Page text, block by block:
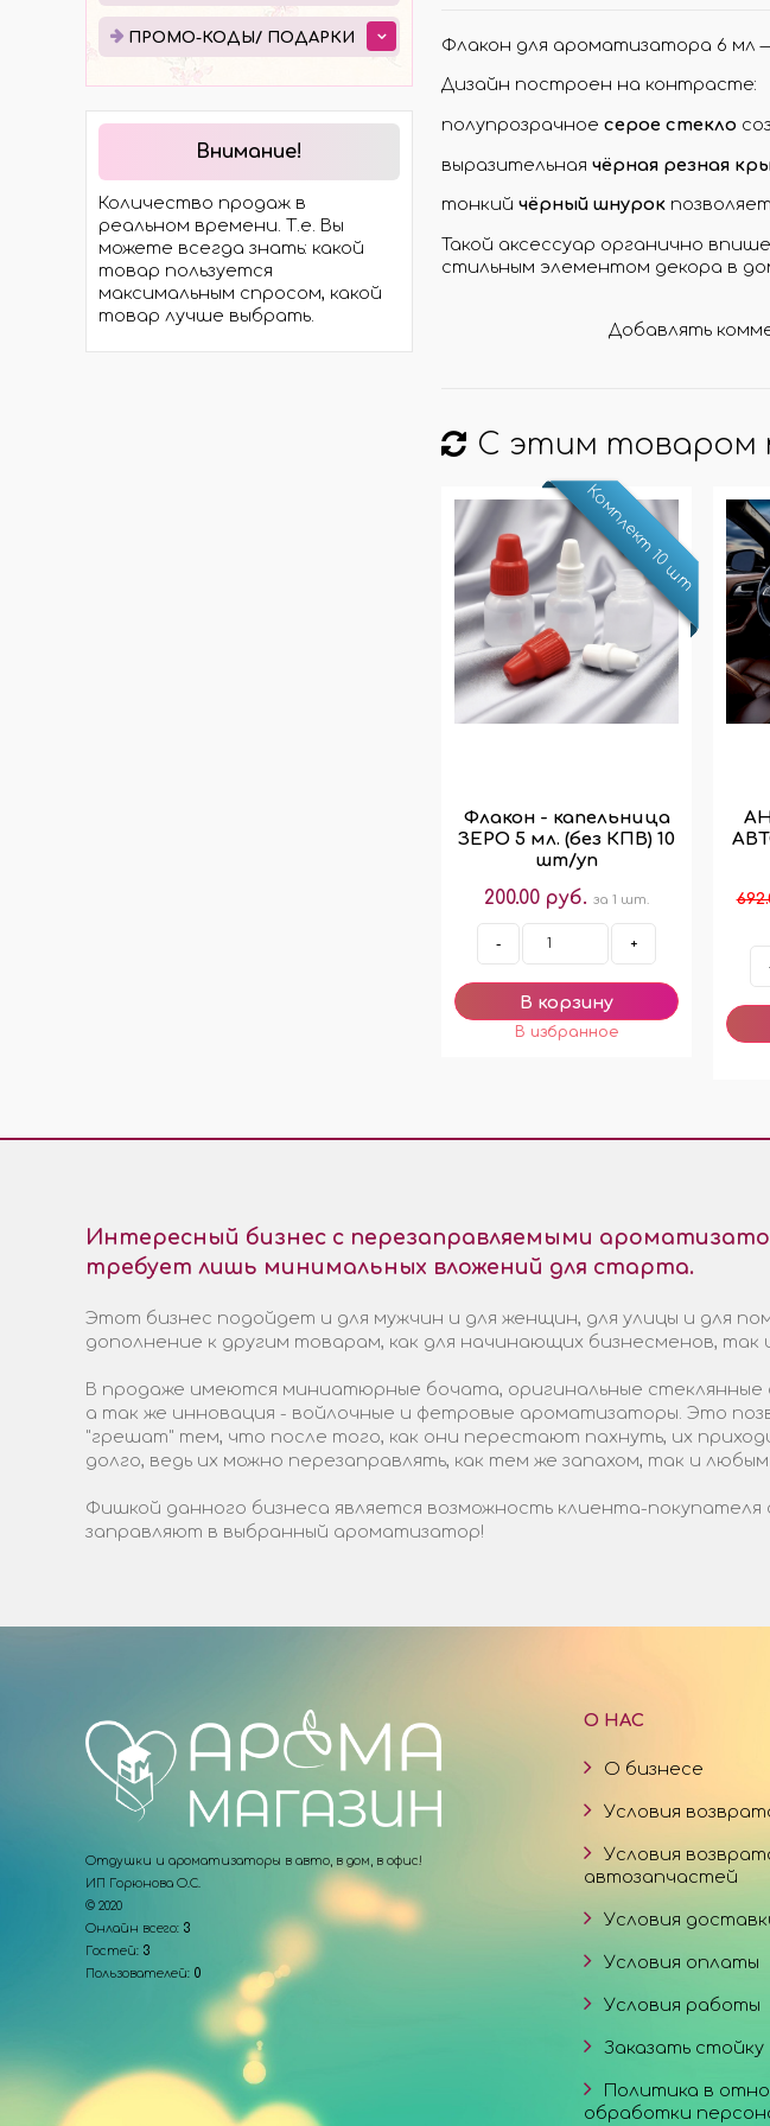
ЭЛЕКТРОТРАНСПОРТА
МОСТЫ
ХОДОВАЯ ЧАСТЬ
ЭЛЕКТРОМОТОРЫ И
КОМПЛЕКТЫ
ГИДРАВЛИКА
КОЛЁСА И ШИНЫ
Флакон для ароматизатора 6 мл
Дизайн построен на контрасте:
полупрозрачное серое стекло
выразительная чёрная резная
тонкий чёрный шнурок
Такой аксессуар органично
стильным элементом декора в
Добавлять
С этим товаром
Комплект 10 шт
Флакон - капельница
ЗЕРО 5 мл. (без КПВ) 10
шт/уп
200.00 руб. за 1 шт.
- +
ПРОМО-КОДЫ/ ПОДАРКИ
Внимание!
Количество продаж в
реальном времени. Т.е. Вы
можете всегда знать: какой
товар пользуется
максимальным спросом, какой
товар лучше выбрать.
Интересный бизнес с перезаправляемыми
требует лишь минимальных вложений для старта.
Этот бизнес подойдет и для мужчин и для женщин, для улицы и для
дополнение к другим товарам, как для начинающих бизнесменов, так
В продаже имеются миниатюрные бочата, оригинальные
а так же инновация - войлочные и фетровые ароматизаторы. Это
"грешат" тем, что после того, как они перестают пахнуть, их
долго, ведь их можно перезаправлять, как тем же запахом, так и любым
Фишкой данного бизнеса является возможность клиента-
заправляют в выбранный ароматизатор!
Отдушки и ароматизаторы в авто, в дом, в офис!
ИП Горюнова О.С.
© 2020
Онлайн всего: 3
Гостей: 3
Пользователей: 0
О НАС
О бизнесе
Условия
Условия
автозапчастей
Условия
Условия оплаты
Условия работы
Заказать стойку
Политика в
обработки